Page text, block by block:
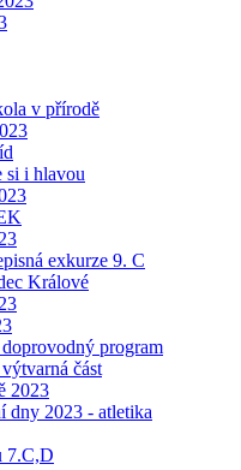
v přírodě
si i hlavou
exkurze 9. C
Králové
program
část
2023
dny 2023 - atletika
7.C,D